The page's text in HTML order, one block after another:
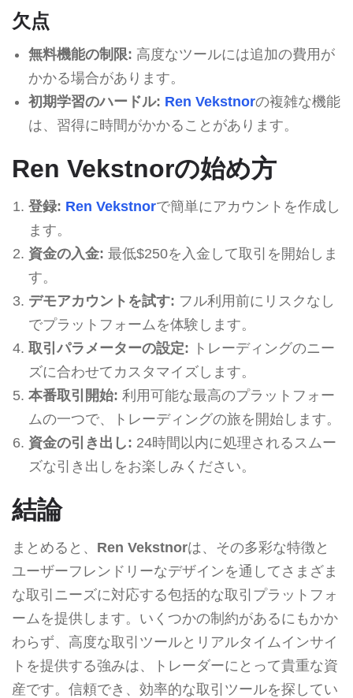
欠点
無料機能の制限: 高度なツールには追加の費用が
かかる場合があります。
初期学習のハードル: Ren Vekstnorの複雑な機能
は、習得に時間がかかることがあります。
Ren Vekstnorの始め方
登録: Ren Vekstnorで簡単にアカウントを作成し
ます。
資金の入金: 最低$250を入金して取引を開始しま
す。
デモアカウントを試す: フル利用前にリスクなし
でプラットフォームを体験します。
取引パラメーターの設定: トレーディングのニー
ズに合わせてカスタマイズします。
本番取引開始: 利用可能な最高のプラットフォー
ムの一つで、トレーディングの旅を開始します。
資金の引き出し: 24時間以内に処理されるスムー
ズな引き出しをお楽しみください。
結論
まとめると、 Ren Vekstnorは、その多彩な特徴と
ユーザーフレンドリーなデザインを通してさまざま
な取引ニーズに対応する包括的な取引プラットフォ
ームを提供します。いくつかの制約があるにもかか
わらず、高度な取引ツールとリアルタイムインサイ
トを提供する強みは、トレーダーにとって貴重な資
産です。信頼でき、効率的な取引ツールを探してい